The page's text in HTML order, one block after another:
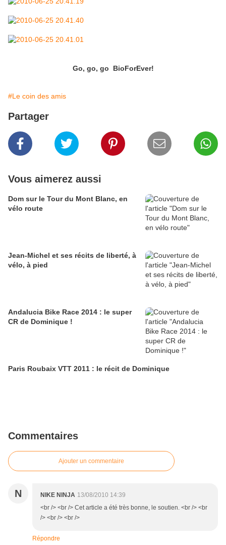
Go, go, go BioForEver!
#Le coin des amis
Partager
Vous aimerez aussi
Dom sur le Tour du Mont Blanc, en
vélo route
Jean-Michel et ses récits de liberté, à
vélo, à pied
Andalucia Bike Race 2014 : le super
CR de Dominique !
Paris Roubaix VTT 2011 : le récit de Dominique
Commentaires
Ajouter un commentaire
N NIKE NINJA 13/08/2010 14:39
<br /> <br /> Cet article a été très bonne, le soutien. <br /> <br
/> <br /> <br />
Répondre